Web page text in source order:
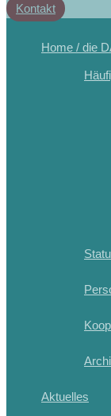
Kontakt
Home / die
Aktuelles